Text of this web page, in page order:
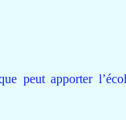
peut apporter